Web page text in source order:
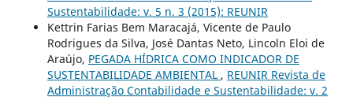
Sustentabilidade: v. 5 n. 3 (2015): REUNIR
Kettrin Farias Bem Maracajá, Vicente de Paulo
Rodrigues da Silva, José Dantas Neto, Lincoln Eloi de
Araújo, PEGADA HÍDRICA COMO INDICADOR DE
SUSTENTABILIDADE AMBIENTAL , REUNIR Revista de
Administração Contabilidade e Sustentabilidade: v. 2